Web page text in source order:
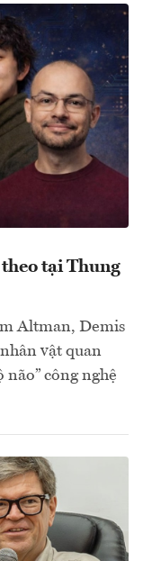
tại Thung
Altman, Demis
vật quan
công nghệ